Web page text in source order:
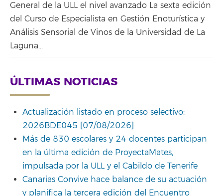
General de la ULL el nivel avanzado La sexta edición
del Curso de Especialista en Gestión Enoturística y
Análisis Sensorial de Vinos de la Universidad de La
Laguna...
ÚLTIMAS NOTICIAS
Actualización listado en proceso selectivo:
2026BDE045 [07/08/2026]
Más de 830 escolares y 24 docentes participan
en la última edición de ProyectaMates,
impulsada por la ULL y el Cabildo de Tenerife
Canarias Convive hace balance de su actuación
y planifica la tercera edición del Encuentro